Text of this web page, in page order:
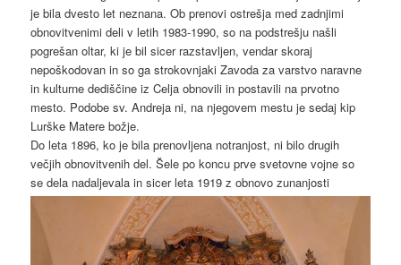
je bila dvesto let neznana. Ob prenovi ostrešja med zadnjimi
obnovitvenimi deli v letih 1983-1990, so na podstrešju našli
pogrešan oltar, ki je bil sicer razstavljen, vendar skoraj
nepoškodovan in so ga strokovnjaki Zavoda za varstvo naravne
in kulturne dediščine iz Celja obnovili in postavili na prvotno
mesto. Podobe sv. Andreja ni, na njegovem mestu je sedaj kip
Lurške Matere božje.
Do leta 1896, ko je bila prenovljena notranjost, ni bilo drugih
večjih obnovitvenih del. Šele po koncu prve svetovne vojne so
se dela nadaljevala in sicer leta 1919 z obnovo zunanjosti